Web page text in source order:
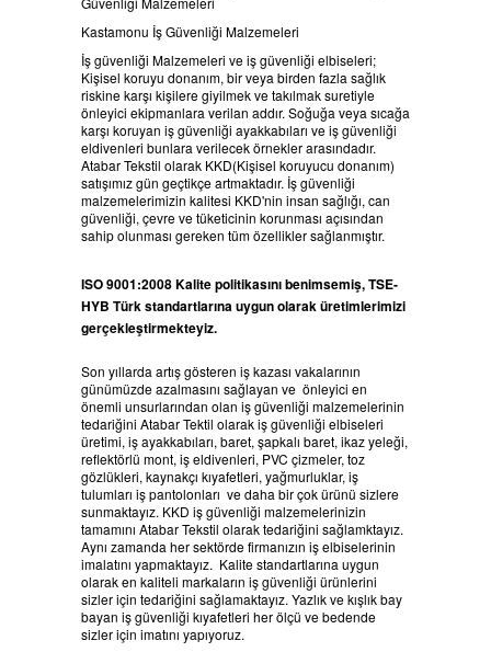
Kastamonu İş Güvenliği Malzemeleri
İş güvenliği Malzemeleri ve iş güvenliği elbiseleri;
Kişisel koruyu donanım, bir veya birden fazla sağlık
riskine karşı kişilere giyilmek ve takılmak suretiyle
önleyici ekipmanlara verilan addır. Soğuğa veya sıcağa
karşı koruyan iş güvenliği ayakkabıları ve iş güvenliği
eldivenleri bunlara verilecek örnekler arasındadır.
Atabar Tekstil olarak KKD(Kişisel koruyucu donanım)
satışımız gün geçtikçe artmaktadır. İş güvenliği
malzemelerimizin kalitesi KKD'nin insan sağlığı, can
güvenliği, çevre ve tüketicinin korunması açısından
sahip olunması gereken tüm özellikler sağlanmıştır.
ISO 9001:2008 Kalite politikasını benimsemiş, TSE-
HYB Türk standartlarına uygun olarak üretimlerimizi
gerçekleştirmekteyiz.
Son yıllarda artış gösteren iş kazası vakalarının
günümüzde azalmasını sağlayan ve önleyici en
önemli unsurlarından olan iş güvenliği malzemelerinin
tedariğini Atabar Tektil olarak iş güvenliği elbiseleri
üretimi, iş ayakkabıları, baret, şapkalı baret, ikaz yeleği,
reflektörlü mont, iş eldivenleri, PVC çizmeler, toz
gözlükleri, kaynakçı kıyafetleri, yağmurluklar, iş
tulumları iş pantolonları ve daha bir çok ürünü sizlere
sunmaktayız. KKD iş güvenliği malzemelerinizin
tamamını Atabar Tekstil olarak tedariğini sağlamktayız.
Aynı zamanda her sektörde firmanızın iş elbiselerinin
imalatını yapmaktayız. Kalite standartlarına uygun
olarak en kaliteli markaların iş güvenliği ürünlerini
sizler için tedariğini sağlamaktayız. Yazlık ve kışlık bay
bayan iş güvenliği kıyafetleri her ölçü ve bedende
sizler için imatını yapıyoruz.